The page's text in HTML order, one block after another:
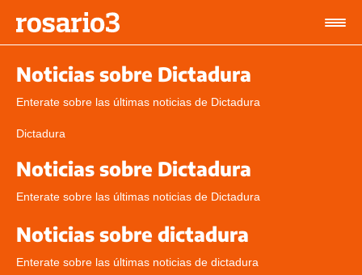
Noticias sobre Dictadura
Enterate sobre las últimas noticias de Dictadura
Dictadura
Noticias sobre Dictadura
Enterate sobre las últimas noticias de Dictadura
Noticias sobre dictadura
Enterate sobre las últimas noticias de dictadura